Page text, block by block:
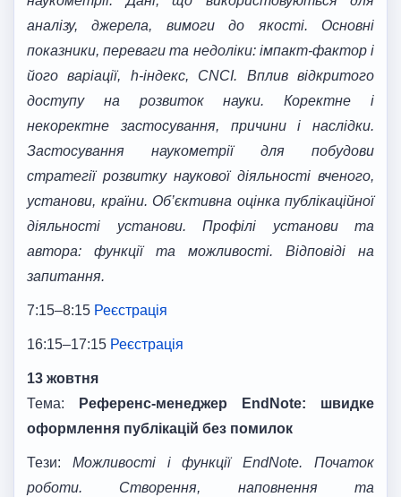
аналізу, джерела, вимоги до якості. Основні
показники, переваги та недоліки: імпакт-фактор і
його варіації, h-індекс, CNCI. Вплив відкритого
доступу на розвиток науки. Коректне і
некоректне застосування, причини і наслідки.
Застосування наукометрії для побудови
стратегії розвитку наукової діяльності вченого,
установи, країни. Об’єктивна оцінка публікаційної
діяльності установи. Профілі установи та
автора: функції та можливості. Відповіді на
запитання.
7:15–8:15 Реєстрація
16:15–17:15 Реєстрація
13 жовтня
Тема:
Референс-менеджер EndNote: швидке
оформлення публікацій без помилок
Тези: Можливості і функціїEndNote. Початок
роботи. Створення, наповнення та